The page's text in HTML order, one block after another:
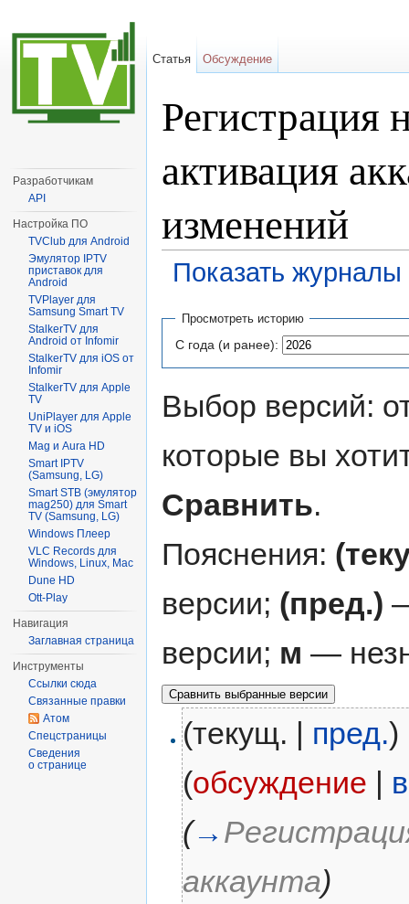
Регистрация
активация
изменений
Показать
Просмотреть историю
С года (и ранее):
Выбор версий:
которые вы
Сравнить.
Пояснения:
версии; (пред.)
версии; м —
(текущ. | пред.)
(обсуждение |
(→
аккаунта)
Статья Обсуждение
Разработчикам
API
Настройка ПО
TVClub для Android
Эмулятор IPTV
приставок для
Android
TVPlayer для
Samsung Smart TV
StalkerTV для
Android от Infomir
StalkerTV для iOS от
Infomir
StalkerTV для Apple
TV
UniPlayer для Apple
TV и iOS
Mag и Aura HD
Smart IPTV
(Samsung, LG)
Smart STB (эмулятор
mag250) для Smart
TV (Samsung, LG)
Windows Плеер
VLC Records для
Windows, Linux, Mac
Dune HD
Ott-Play
Навигация
Заглавная страница
Инструменты
Ссылки сюда
Связанные правки
Атом
Спецстраницы
Сведения
о странице